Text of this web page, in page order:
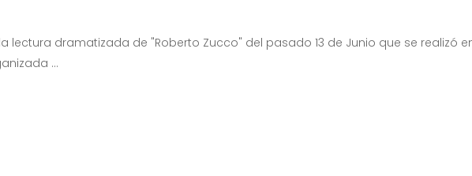
lectura dramatizada de "Roberto Zucco" del pasado 13 de Junio que se realizó